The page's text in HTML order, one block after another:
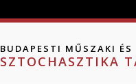
BUDAPESTI MŰSZAKI
SZTOCHASZTIKA